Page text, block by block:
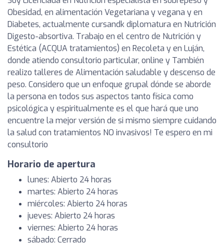
Obesidad, en alimentación Vegetariana y vegana y en
Diabetes, actualmente cursandk diplomatura en Nutrición
Digesto-absortiva. Trabajo en el centro de Nutrición y
Estética (ACQUA tratamientos) en Recoleta y en Luján,
donde atiendo consultorio particular, online y También
realizo talleres de Alimentación saludable y descenso de
peso. Considero que un enfoque grupal dónde se aborde
la persona en todos sus aspectos tanto física como
psicológica y espiritualmente es el que hará que uno
encuentre la mejor versión de si mismo siempre cuidando
la salud con tratamientos NO invasivos! Te espero en mi
consultorio
Horario de apertura
lunes: Abierto 24 horas
martes: Abierto 24 horas
miércoles: Abierto 24 horas
jueves: Abierto 24 horas
viernes: Abierto 24 horas
sábado: Cerrado